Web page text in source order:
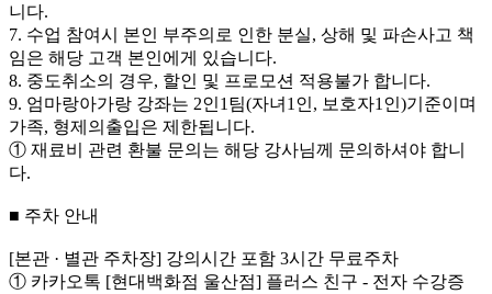
니다.
7. 수업 참여시 본인 부주의로 인한 분실, 상해 및 파손사고 책
임은 해당 고객 본인에게 있습니다.
8. 중도취소의 경우, 할인 및 프로모션 적용불가 합니다.
9. 엄마랑아가랑 강좌는 2인1팀(자녀1인, 보호자1인)기준이며
가족, 형제의출입은 제한됩니다.
① 재료비 관련 환불 문의는 해당 강사님께 문의하셔야 합니
다.
■ 주차 안내
[본관 · 별관 주차장] 강의시간 포함 3시간 무료주차
① 카카오톡 [현대백화점 울산점] 플러스 친구 - 전자 수강증